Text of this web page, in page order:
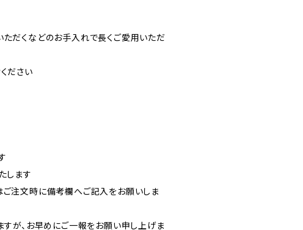
だくなどのお手入れで長くご愛用いただ
ださい
します
注文時に備考欄へご記入をお願いしま
が、お早めにご一報をお願い申し上げま